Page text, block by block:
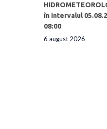
în intervalul
08:00
6 august 2026